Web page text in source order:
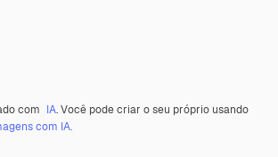
com IA. Você pode criar o seu próprio usando
com IA.